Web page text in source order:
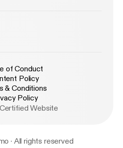
of Conduct
Policy
& Conditions
Policy
Website
· All rights reserved